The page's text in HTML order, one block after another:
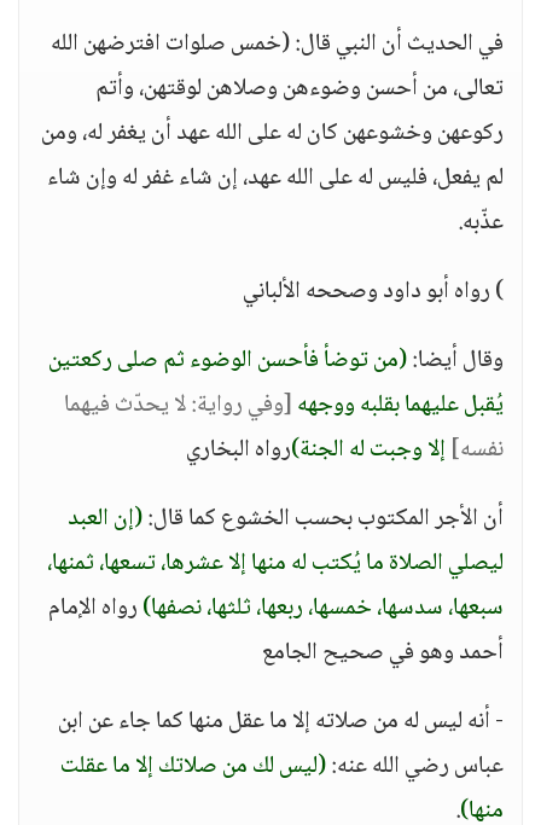
في الحديث أن النبي قال: (خمس صلوات افترضهن الله
تعالى، من أحسن وضوءهن وصلاهن لوقتهن، وأتم
ركوعهن وخشوعهن كان له على الله عهد أن يغفر له، ومن
لم يفعل، فليس له على الله عهد، إن شاء غفر له وإن شاء
عذّبه.
) رواه أبو داود وصححه الألباني
وقال أيضا:(من توضأ فأحسن الوضوء ثم صلى ركعتين
يُقبل عليهما بقلبه ووجهه[وفي رواية: لا يحدّث فيهما
نفسه] إلا وجبت له الجنة)رواه البخاري
أن الأجر المكتوب بحسب الخشوع كما قال:(إن العبد
ليصلي الصلاة ما يُكتب له منها إلا عشرها، تسعها، ثمنها،
سبعها، سدسها، خمسها، ربعها، ثلثها، نصفها)رواه الإمام
أحمد وهو في صحيح الجامع
- أنه ليس له من صلاته إلا ما عقل منها كما جاء عن ابن
عباس رضي الله عنه:(ليس لك من صلاتك إلا ما عقلت
منها).